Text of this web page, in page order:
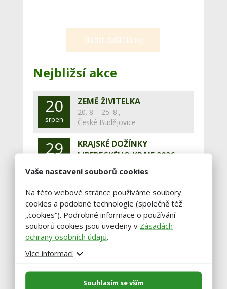
Načíst další články
Nejbližsí akce
20
srpen
ZEMĚ ŽIVITELKA
20. 8. - 25. 8.,
České Budějovice
29
KRAJSKÉ DOŽÍNKY
LIBERECKÉHO KRAJE 2026
Jilemnice
Zobrazit celý kalendář
Buďte vždy v obraze!
Vaše nastavení souborů cookies
Na této webové stránce používáme soubory
cookies a podobné technologie (společně též
„cookies“). Podrobné informace o používání
souborů cookies jsou uvedeny v Zásadách
ochrany osobních údajů.
Více informací
Souhlasím se vším